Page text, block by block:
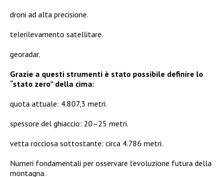
droni ad alta precisione.
telerilevamento satellitare.
georadar.
Grazie a questi strumenti è stato possibile definire lo
“stato zero” della cima:
quota attuale: 4.807,3 metri.
spessore del ghiaccio: 20–25 metri.
vetta rocciosa sottostante: circa 4.786 metri.
Numeri fondamentali per osservare l’evoluzione futura della
montagna.